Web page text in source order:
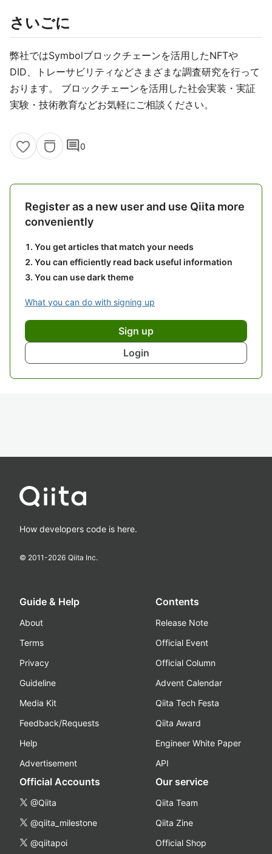
さいごに
弊社ではSymbolブロックチェーンを活用したNFTや
DID、トレーサビリティなどさまざまな調査研究を行って
おります。 ブロックチェーンを活用した社会実装・実証
実験・技術教育などお気軽にご相談ください。
comment0
Register as a new user and use Qiita more
conveniently
You get articles that match your needs
You can efficiently read back useful information
You can use dark theme
What you can do with signing up
Sign up
Login
How developers code is here.
© 2011-2026 Qiita Inc.
Guide & Help
About
Terms
Privacy
Guideline
Media Kit
Feedback/Requests
Help
Advertisement
Contents
Release Note
Official Event
Official Column
Advent Calendar
Qiita Tech Festa
Qiita Award
Engineer White Paper
API
Official Accounts
@Qiita
@qiita_milestone
@qiitapoi
Our service
Qiita Team
Qiita Zine
Official Shop